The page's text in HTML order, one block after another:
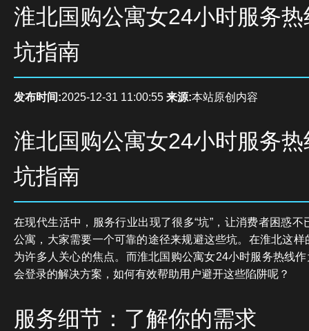
淮北国购公寓女24小时服务
坑指南
发布时间:2025-12-31 11:00:55 来源:本站原创内容
淮北国购公寓女24小时服务
坑指南
在现代生活中，服务行业出现了很多“坑”，让消费者困惑
公寓，大家需要一个可靠的途径来规避这些坑。在淮北这
为许多人关心的焦点。而淮北国购公寓女24小时服务热线
会登录的解决方案，如何有效帮助用户避开这些陷阱呢？
服务细节：了解你的需求